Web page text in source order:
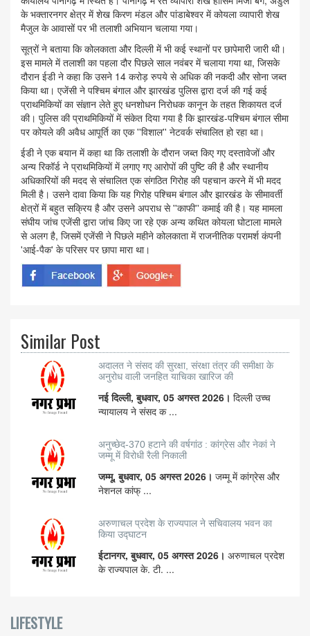
के भक्तारनगर क्षेत्र में शेख किरण मंडल और पांडाबेश्वर में कोयला व्यापारी शेख
मैजुल के आवासों पर भी तलाशी अभियान चलाया गया।
सूत्रों ने बताया कि कोलकाता और दिल्ली में भी कई स्थानों पर छापेमारी जारी थी।
इस मामले में तलाशी का पहला दौर पिछले साल नवंबर में चलाया गया था, जिसके
दौरान ईडी ने कहा कि उसने 14 करोड़ रुपये से अधिक की नकदी और सोना जब्त
किया था। एजेंसी ने पश्चिम बंगाल और झारखंड पुलिस द्वारा दर्ज की गई कई
प्राथमिकियों का संज्ञान लेते हुए धनशोधन निरोधक कानून के तहत शिकायत दर्ज
की। पुलिस की प्राथमिकियों में संकेत दिया गया है कि झारखंड-पश्चिम बंगाल सीमा
पर कोयले की अवैध आपूर्ति का एक ''विशाल'' नेटवर्क संचालित हो रहा था।
ईडी ने एक बयान में कहा था कि तलाशी के दौरान जब्त किए गए दस्तावेजों और
अन्य रिकॉर्ड ने प्राथमिकियों में लगाए गए आरोपों की पुष्टि की है और स्थानीय
अधिकारियों की मदद से संचालित एक संगठित गिरोह की पहचान करने में भी मदद
मिली है। उसने दावा किया कि यह गिरोह पश्चिम बंगाल और झारखंड के सीमावर्ती
क्षेत्रों में बहुत सक्रिय है और उसने अपराध से ''काफी'' कमाई की है। यह मामला
संघीय जांच एजेंसी द्वारा जांच किए जा रहे एक अन्य कथित कोयला घोटाला मामले
से अलग है, जिसमें एजेंसी ने पिछले महीने कोलकाता में राजनीतिक परामर्श कंपनी
'आई-पैक' के परिसर पर छापा मारा था।
Similar Post
अदालत ने संसद की सुरक्षा, संरक्षा तंत्र की समीक्षा के
अनुरोध वाली जनहित याचिका खारिज की
नई दिल्ली, बुधवार, 05 अगस्त 2026। दिल्ली उच्च
न्यायालय ने संसद क ...
अनुच्छेद-370 हटाने की वर्षगांठ : कांग्रेस और नेकां ने
जम्मू में विरोधी रैली निकाली
जम्मू, बुधवार, 05 अगस्त 2026। जम्मू में कांग्रेस और
नेशनल कांफ् ...
अरुणाचल प्रदेश के राज्यपाल ने सचिवालय भवन का
किया उद्घाटन
ईटानगर, बुधवार, 05 अगस्त 2026। अरुणाचल प्रदेश
के राज्यपाल के. टी. ...
LIFESTYLE